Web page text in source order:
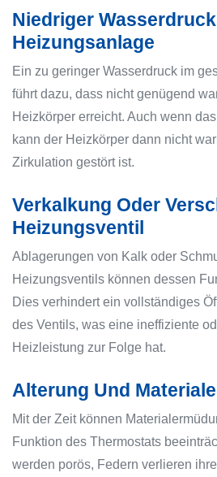
Niedriger
Heizungsanlage
Ein zu geringer Wasserdruck im
führt dazu, dass nicht genügend
Heizkörper erreicht. Auch wenn
kann der Heizkörper dann nicht
Zirkulation gestört ist.
Verkalkung Oder
Heizungsventil
Ablagerungen von Kalk oder
Heizungsventils können dessen
Dies verhindert ein vollständiges
des Ventils, was eine ineffiziente
Heizleistung zur Folge hat.
Alterung Und
Mit der Zeit können
Funktion des Thermostats
werden porös, Federn verlieren